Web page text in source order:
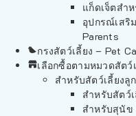
แก็ดเจ็ตสำ
อุปกรณ์เสริ
Parents
กรงสัตว์เลี้ยง – Pet
เลือกซื้อตามหมวดสัตว์
สำหรับสัตว์เลี้ยงลู
สำหรับสัตว์
สำหรับสุนัข